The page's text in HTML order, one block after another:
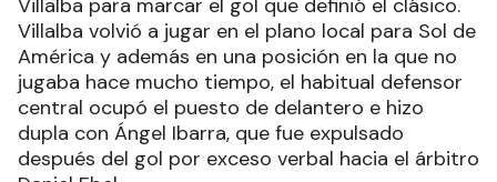
Villalba para marcar el gol que definió el clásico.
Villalba volvió a jugar en el plano local para Sol de
América y además en una posición en la que no
jugaba hace mucho tiempo, el habitual defensor
central ocupó el puesto de delantero e hizo
dupla con Ángel Ibarra, que fue expulsado
después del gol por exceso verbal hacia el árbitro